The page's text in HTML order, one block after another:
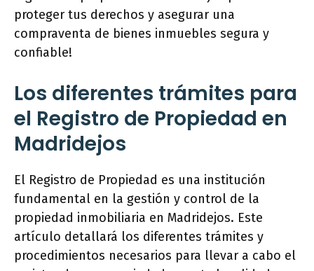
proteger tus derechos y asegurar una
compraventa de bienes inmuebles segura y
confiable!
Los diferentes trámites para
el Registro de Propiedad en
Madridejos
El Registro de Propiedad es una institución
fundamental en la gestión y control de la
propiedad inmobiliaria en Madridejos. Este
artículo detallará los diferentes trámites y
procedimientos necesarios para llevar a cabo el